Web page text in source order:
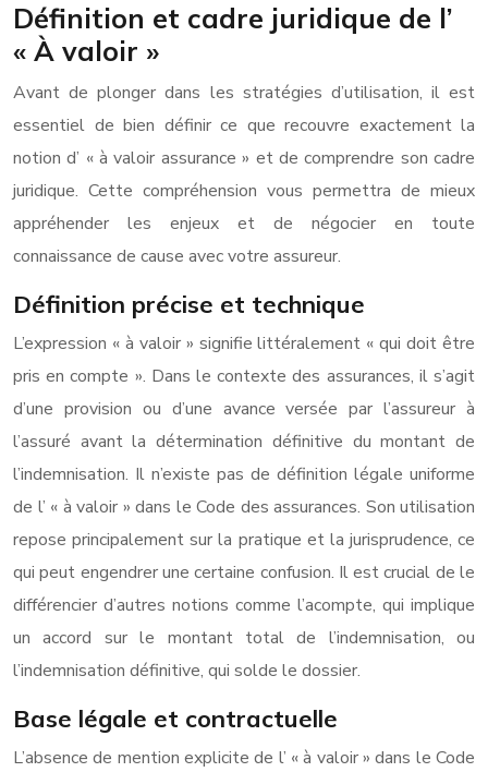
Définition et cadre juridique de l’
« À valoir »
Avant de plonger dans les stratégies d’utilisation, il est
essentiel de bien définir ce que recouvre exactement la
notion d’ « à valoir assurance » et de comprendre son cadre
juridique. Cette compréhension vous permettra de mieux
appréhender les enjeux et de négocier en toute
connaissance de cause avec votre assureur.
Définition précise et technique
L’expression « à valoir » signifie littéralement « qui doit être
pris en compte ». Dans le contexte des assurances, il s’agit
d’une provision ou d’une avance versée par l’assureur à
l’assuré avant la détermination définitive du montant de
l’indemnisation. Il n’existe pas de définition légale uniforme
de l’ « à valoir » dans le Code des assurances. Son utilisation
repose principalement sur la pratique et la jurisprudence, ce
qui peut engendrer une certaine confusion. Il est crucial de le
différencier d’autres notions comme l’acompte, qui implique
un accord sur le montant total de l’indemnisation, ou
l’indemnisation définitive, qui solde le dossier.
Base légale et contractuelle
L’absence de mention explicite de l’ « à valoir » dans le Code